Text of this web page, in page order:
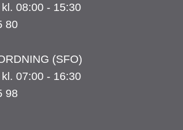
08:00 - 15:30
80
(SFO)
07:00 - 16:30
98